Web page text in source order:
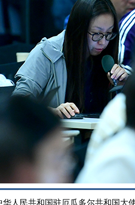
华人民共和国驻厄瓜多尔共和国大